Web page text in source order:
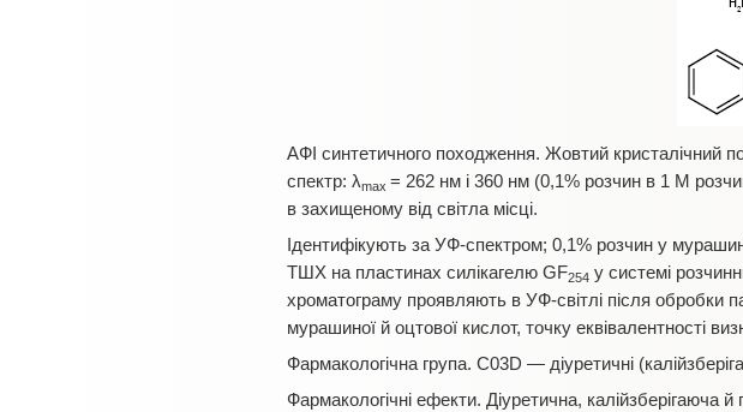
АФІ синтетичного походження. Жовтий кристалічний
спектр: λmax = 262 нм і 360 нм (0,1% розчин в 1 М
в захищеному від світла місці.
Ідентифікують за УФ-спектром; 0,1% розчин у
ТШХ на пластинах силікагелю GF254 у системі
хроматограму проявляють в УФ-світлі після обробки
мурашиної й оцтової кислот, точку еквівалентності
Фармакологічна група. C03D — діуретичні
Фармакологічні ефекти. Діуретична, калійзберігаюча й